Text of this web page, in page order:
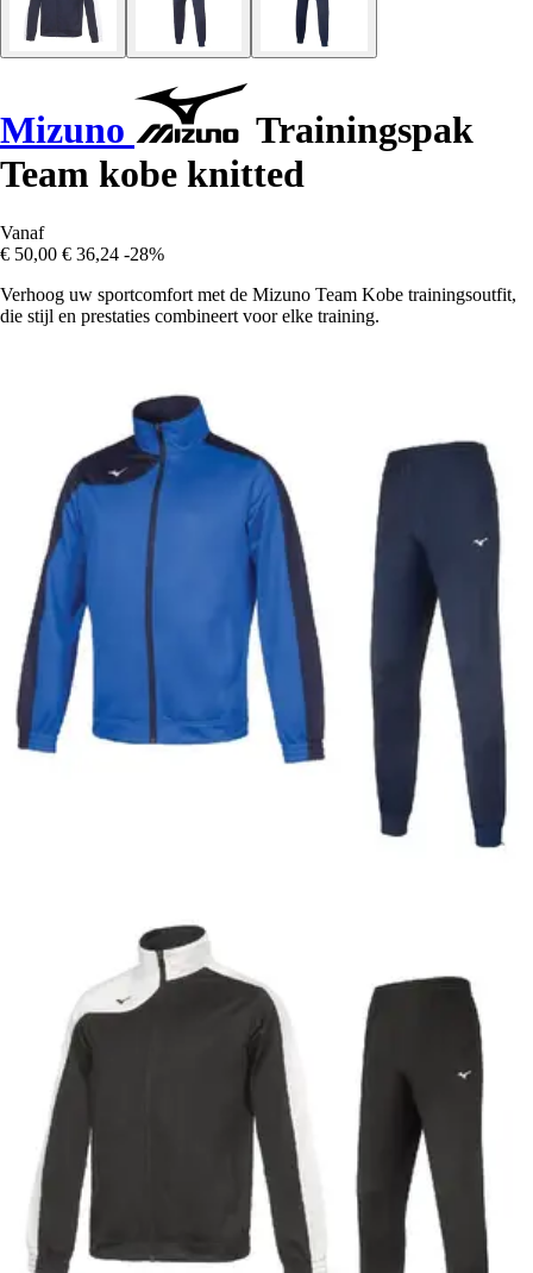
Mizuno
Trainingspak
Team kobe knitted
Vanaf
€ 50,00 € 36,24 -28%
Verhoog uw sportcomfort met de Mizuno Team Kobe trainingsoutfit,
die stijl en prestaties combineert voor elke training.